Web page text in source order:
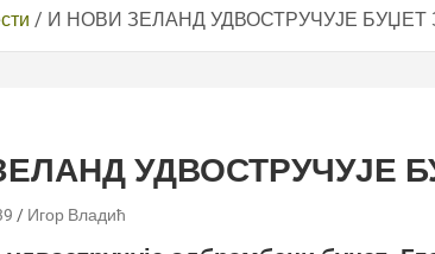
И НОВИ ЗЕЛАНД УДВОСТРУЧУЈЕ БУЏЕТ
УДВОСТРУЧУЈЕ
Игор Владић